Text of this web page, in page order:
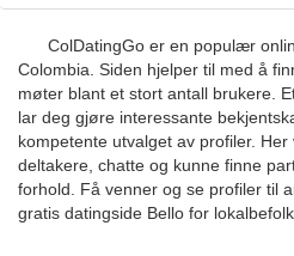
ColDatingGo er en populær
Colombia. Siden hjelper til med å
møter blant et stort antall brukere.
lar deg gjøre interessante
kompetente utvalget av profiler.
deltakere, chatte og kunne finne
forhold. Få venner og se profiler til
gratis datingside Bello for